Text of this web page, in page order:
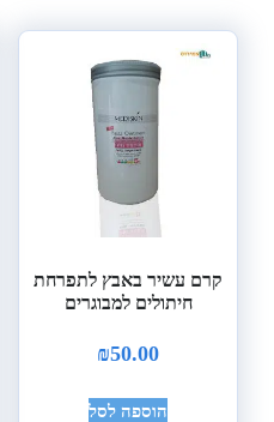
קרם עשיר באבץ לתפרחת
חיתולים למבוגרים
₪50.00
הוספה לסל